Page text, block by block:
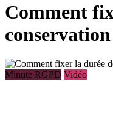
Comment
conservation
Minute RGPD Vidéo